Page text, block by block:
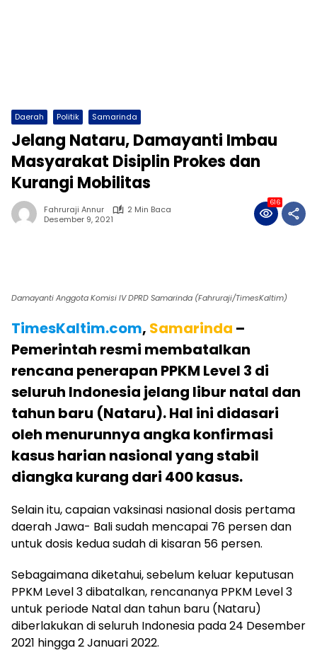
Daerah Politik Samarinda
Jelang Nataru, Damayanti Imbau
Masyarakat Disiplin Prokes dan
Kurangi Mobilitas
Fahruraji Annur
2 Min Baca
Desember 9, 2021
616
Damayanti Anggota Komisi IV DPRD Samarinda (Fahruraji/TimesKaltim)
TimesKaltim.com, Samarinda –
Pemerintah resmi membatalkan
rencana penerapan PPKM Level 3 di
seluruh Indonesia jelang libur natal dan
tahun baru (Nataru). Hal ini didasari
oleh menurunnya angka konfirmasi
kasus harian nasional yang stabil
diangka kurang dari 400 kasus.
Selain itu, capaian vaksinasi nasional dosis pertama
daerah Jawa- Bali sudah mencapai 76 persen dan
untuk dosis kedua sudah di kisaran 56 persen.
Sebagaimana diketahui, sebelum keluar keputusan
PPKM Level 3 dibatalkan, rencananya PPKM Level 3
untuk periode Natal dan tahun baru (Nataru)
diberlakukan di seluruh Indonesia pada 24 Desember
2021 hingga 2 Januari 2022.